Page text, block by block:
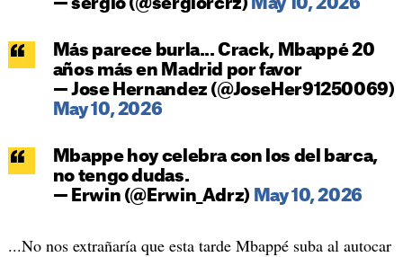
— sergio (@sergiorcrz) May 10, 2026
Más parece burla... Crack, Mbappé 20
años más en Madrid por favor
— Jose Hernandez (@JoseHer91250069)
May 10, 2026
Mbappe hoy celebra con los del barca,
no tengo dudas.
— Erwin (@Erwin_Adrz) May 10, 2026
...No nos extrañaría que esta tarde Mbappé suba al autocar